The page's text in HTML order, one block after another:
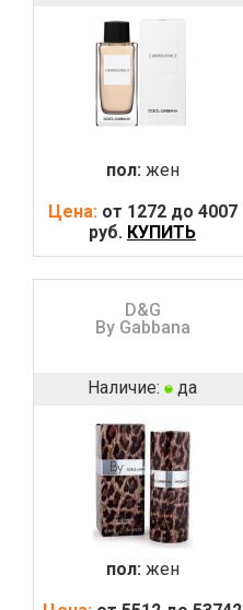
пол: жен
Цена: от 1272 до 4007
руб. КУПИТЬ
D&G
By Gabbana
Наличие: да
пол: жен